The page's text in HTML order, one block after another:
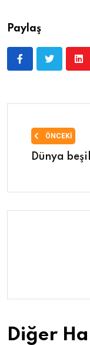
Paylaş
ÖNCEKI
Dünya
Diğer